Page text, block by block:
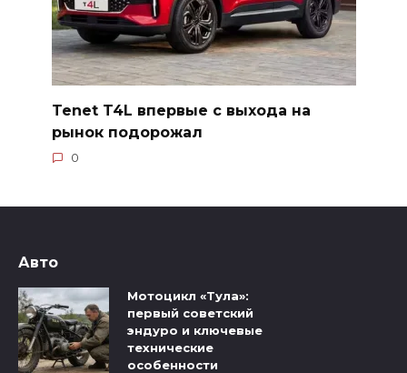
Tenet T4L впервые с выхода на
рынок подорожал
0
Авто
Мотоцикл «Тула»:
первый советский
эндуро и ключевые
технические
особенности